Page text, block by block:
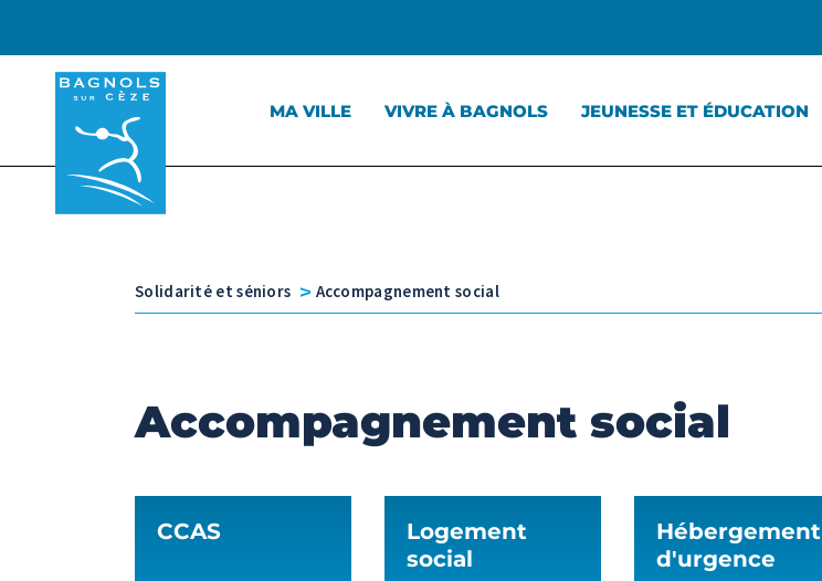
MA VILLE VIVRE À BAGNOLS JEUNESSE ET ÉDUCATION
Solidarité et séniorsv Accompagnement social
Accompagnement social
CCAS
Logement
social
Hébergement
d'urgence